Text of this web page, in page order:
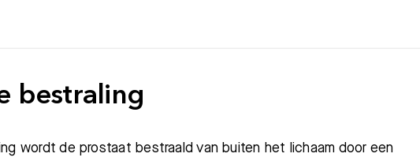
bestraling
wordt de prostaat bestraald van buiten het lichaam door een